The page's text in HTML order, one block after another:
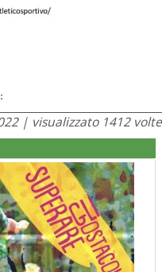
| visualizzato 1412 volte